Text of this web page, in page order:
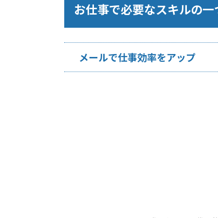
お仕事で必要なスキルの一
メールで仕事効率をアップ